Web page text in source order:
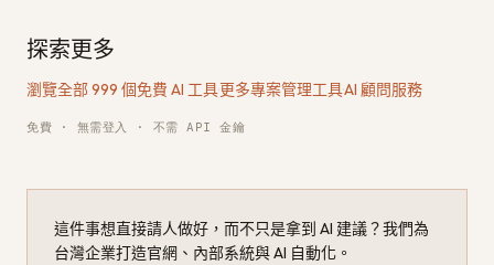
探索更多
瀏覽全部 999 個免費 AI 工具·更多專案管理工具·AI 顧問服務
免費 · 無需登入 · 不需 API 金鑰
這件事想直接請人做好，而不只是拿到 AI 建議？我們為
台灣企業打造官網、內部系統與 AI 自動化。